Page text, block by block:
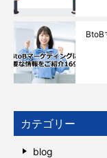
BtoB
カテゴリー
blog